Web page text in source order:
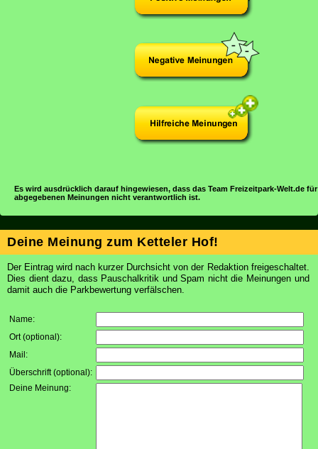
Es wird ausdrücklich darauf hingewiesen, dass das Team Freizeitpark-Welt.de
abgegebenen Meinungen nicht verantwortlich ist.
Deine Meinung zum Ketteler Hof!
Der Eintrag wird nach kurzer Durchsicht von der Redaktion freigeschaltet.
Dies dient dazu, dass Pauschalkritik und Spam nicht die Meinungen und
damit auch die Parkbewertung verfälschen.
Name:
Ort (optional):
Mail:
Überschrift (optional):
Deine Meinung: